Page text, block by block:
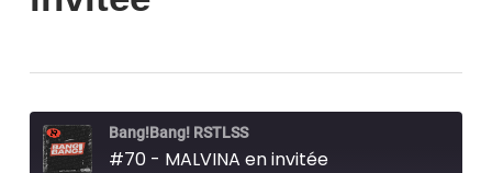
Bang!Bang! RSTLSS
#70 - MALVINA en invitée